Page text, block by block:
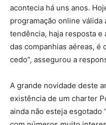
acontecia há uns anos.
programação online válida
tendência, haja resposta
das companhias aéreas, é
cedo”, assegurou a
A grande novidade deste
existência de um charter
ainda não esteja esgotado